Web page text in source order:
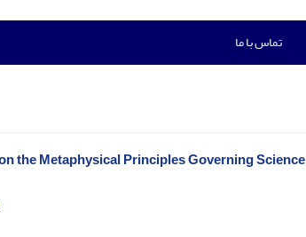
تماس با ما
the Metaphysical Principles Governing Science